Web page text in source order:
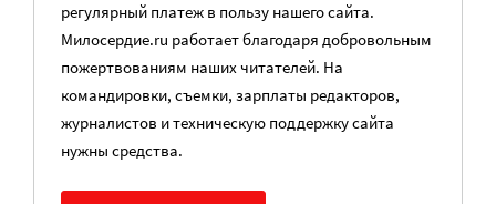
регулярный платеж в пользу нашего сайта.
Милосердие.ru работает благодаря добровольным
пожертвованиям наших читателей. На
командировки, съемки, зарплаты редакторов,
журналистов и техническую поддержку сайта
нужны средства.